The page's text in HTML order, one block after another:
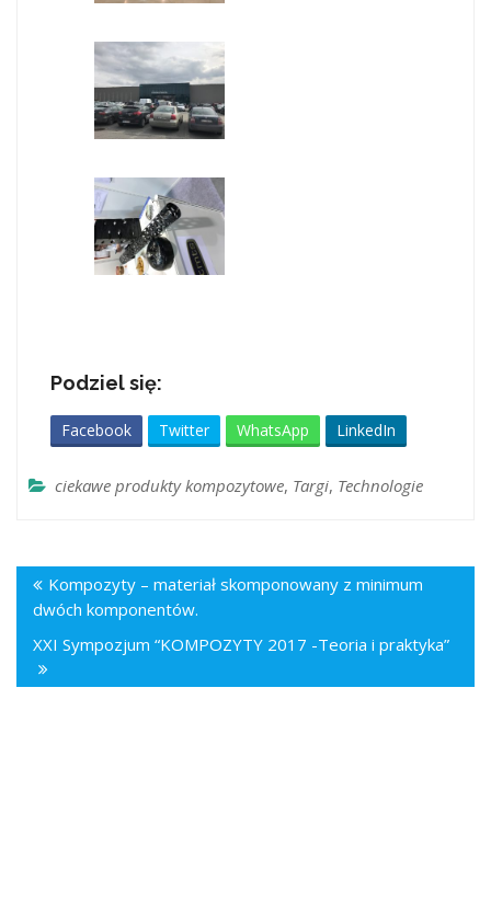
Podziel się:
Facebook Twitter WhatsApp LinkedIn
ciekawe produkty kompozytowe, Targi, Technologie
Kompozyty – materiał skomponowany z minimum
dwóch komponentów.
XXI Sympozjum “KOMPOZYTY 2017 -Teoria i praktyka”